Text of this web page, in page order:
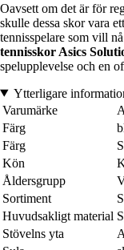
Oavsett om det är för
skulle dessa skor vara
tennisspelare som vill
tennisskor Asics
spelupplevelse och en
Ytterligare
Varumärke
Färg
Färg
Kön
Åldersgrupp
Sortiment
Huvudsakligt material
Stövelns yta